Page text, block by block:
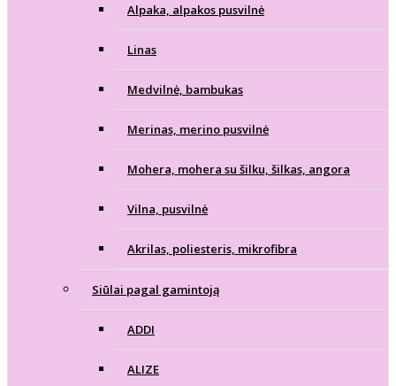
Alpaka, alpakos pusvilnė
Linas
Medvilnė, bambukas
Merinas, merino pusvilnė
Mohera, mohera su šilku, šilkas, angora
Vilna, pusvilnė
Akrilas, poliesteris, mikrofibra
Siūlai pagal gamintoją
ADDI
ALIZE